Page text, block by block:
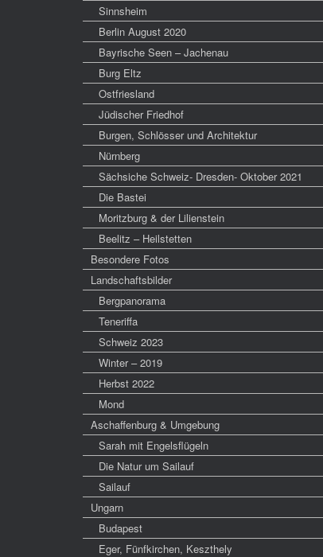
Sinnsheim
Berlin August 2020
Bayrische Seen – Jachenau
Burg Eltz
Ostfriesland
Jüdischer Friedhof
Burgen, Schlösser und Architektur
Nürnberg
Sächsiche Schweiz- Dresden- Oktober 2021
Die Bastei
Moritzburg & der Lilienstein
Beelitz – Heilstetten
Besondere Fotos
Landschaftsbilder
Bergpanorama
Teneriffa
Schweiz 2023
Winter – 2019
Herbst 2022
Mond
Aschaffenburg & Umgebung
Sarah mit Engelsflügeln
Die Natur um Sailauf
Sailauf
Ungarn
Budapest
Eger, Fünfkirchen, Keszthely